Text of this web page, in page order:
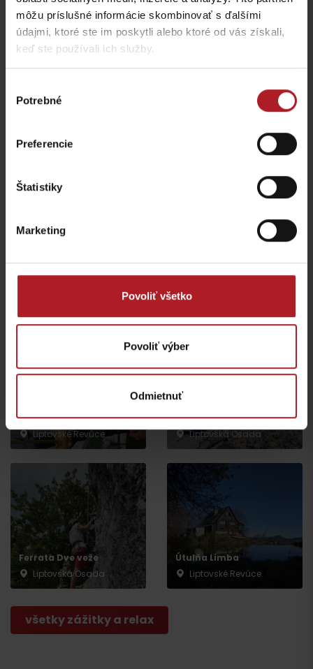
môžu príslušné informácie skombinovať s ďalšími
údajmi, ktoré ste im poskytli alebo ktoré od vás získali,
keď ste používali ich služby.
súhlasu
Potrebné
Preferencie
Štatistiky
Marketing
Povoliť všetko
Povoliť výber
Odmietnuť
Koliba Bodega
Ružomberok -
všetky miesta kde jesť a piť
hotel Kráľova studňa –
ebike nabíjacia stanica
Donovaly, Koliba Goral –
ebike nabíjacia stanica
Donovaly
záhrada
Liptovské Revúce
Korytnica
Liptovská Osada
Ferrata Dve veže
Liptovská Osada
Útulňa Limba
Liptovské Revúce
všetky zážitky a relax
Odchod